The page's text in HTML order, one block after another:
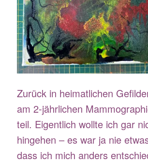
Zurück in heimatlichen
am 2-jährlichen
teil. Eigentlich wollte ich gar
hingehen – es war ja nie
dass ich mich anders